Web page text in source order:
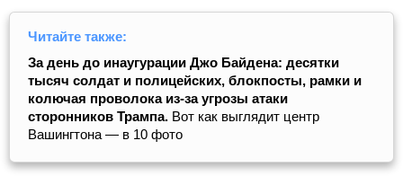
Читайте также:
За день до инаугурации Джо Байдена: десятки
тысяч солдат и полицейских, блокпосты, рамки и
колючая проволока из-за угрозы атаки
сторонников Трампа. Вот как выглядит центр
Вашингтона — в 10 фото